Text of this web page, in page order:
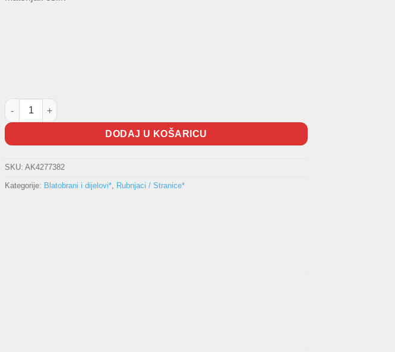
Zadnja stranica Polo 2001-2009 5vrata količina
DODAJ U KOŠARICU
SKU: AK4277382
Kategorije: Blatobrani i dijelovi* Rubnjaci / Stranice*